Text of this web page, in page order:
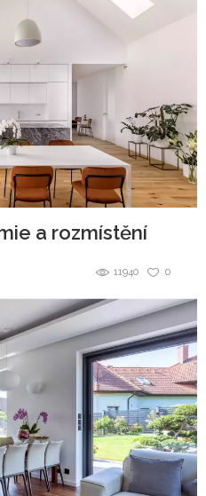
a rozmístění
0
11940